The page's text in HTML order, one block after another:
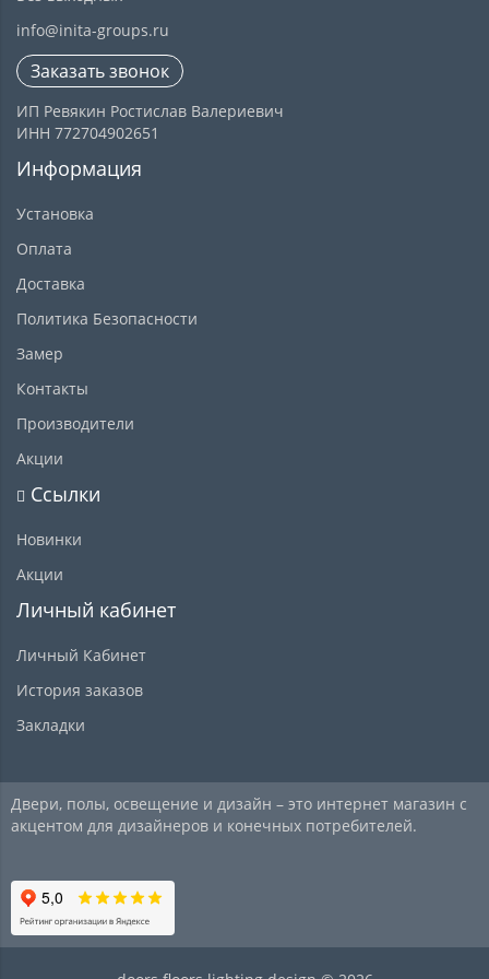
info@inita-groups.ru
Заказать звонок
ИП Ревякин Ростислав Валериевич
ИНН 772704902651
Информация
Установка
Оплата
Доставка
Политика Безопасности
Замер
Контакты
Производители
Акции
Ссылки
Новинки
Акции
Личный кабинет
Личный Кабинет
История заказов
Закладки
Двери, полы, освещение и дизайн – это интернет магазин с
акцентом для дизайнеров и конечных потребителей.